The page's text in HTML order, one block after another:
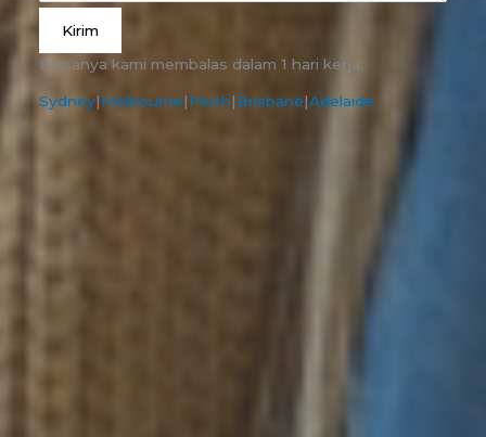
Kirim
Biasanya kami membalas dalam 1 hari kerja.
Sydney|Melbourne|Perth|Brisbane|Adelaide